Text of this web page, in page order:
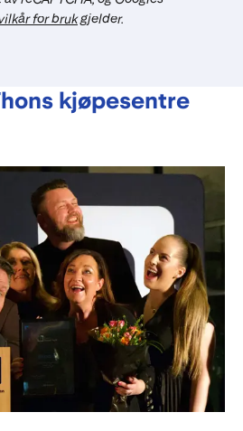
for brukgjelder.
kjøpesentre